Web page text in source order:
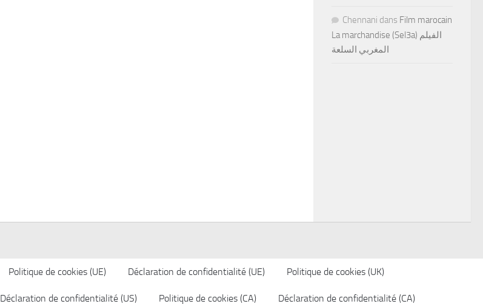
Chennani dans Film marocain
La marchandise (Sel3a) الفيلم
المغربي السلعة
Politique de cookies (UE) Déclaration de confidentialité (UE) Politique de cookies (UK)
Déclaration de confidentialité (US) Politique de cookies (CA) Déclaration de confidentialité (CA)